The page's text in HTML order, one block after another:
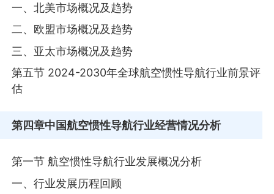
一、北美市场概况及趋势
二、欧盟市场概况及趋势
三、亚太市场概况及趋势
第五节 2024-2030年全球航空惯性导航行业前景评
估
第四章中国航空惯性导航行业经营情况分析
第一节 航空惯性导航行业发展概况分析
一、行业发展历程回顾